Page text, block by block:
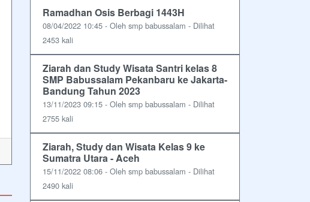
Ramadhan Osis Berbagi 1443H
08/04/2022 10:45 - Oleh smp babussalam - Dilihat
2453 kali
Ziarah dan Study Wisata Santri kelas 8
SMP Babussalam Pekanbaru ke Jakarta-
Bandung Tahun 2023
13/11/2023 09:15 - Oleh smp babussalam - Dilihat
2755 kali
Ziarah, Study dan Wisata Kelas 9 ke
Sumatra Utara - Aceh
15/11/2022 08:06 - Oleh smp babussalam - Dilihat
2490 kali